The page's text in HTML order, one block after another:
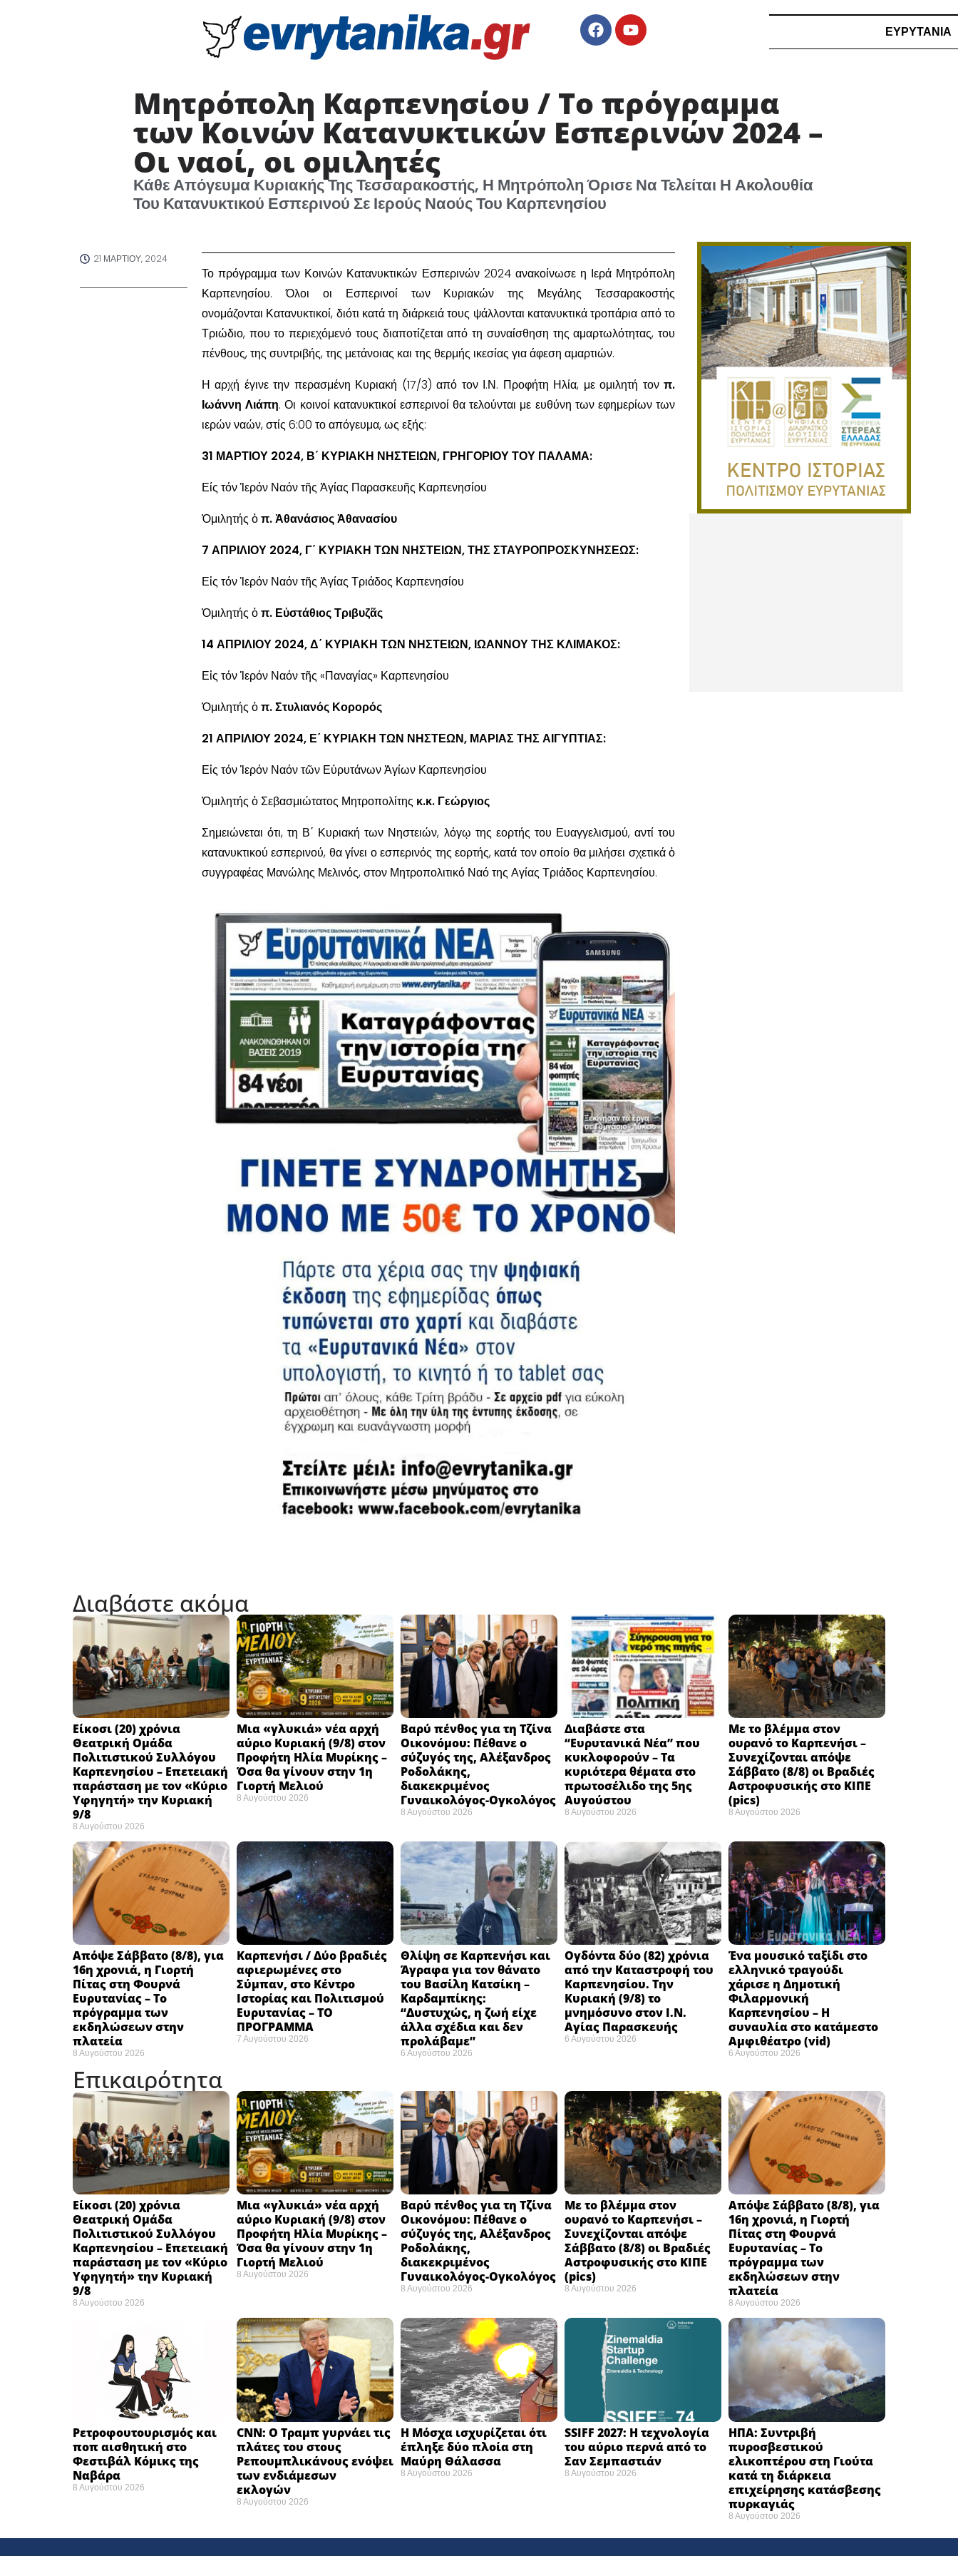
ΕΥΡΥΤΑΝΙΑ
Μητρόπολη Καρπενησίου / Το πρόγραμμα
των Κοινών Κατανυκτικών Εσπερινών 2024 –
Οι ναοί, οι ομιλητές
Κάθε Απόγευμα Κυριακής Της Τεσσαρακοστής, Η Μητρόπολη Όρισε Να Τελείται Η Ακολουθία
Του Κατανυκτικού Εσπερινού Σε Ιερούς Ναούς Του Καρπενησίου
21 ΜΑΡΤΊΟΥ, 2024
Το πρόγραμμα των Κοινών Κατανυκτικών Εσπερινών 2024 ανακοίνωσε η Ιερά Μητρόπολη
Καρπενησίου. Όλοι οι Εσπερινοί των Κυριακών της Μεγάλης Τεσσαρακοστής
ονομάζονται Κατανυκτικοί, διότι κατά τη διάρκειά τους ψάλλονται κατανυκτικά τροπάρια από το
Τριώδιο, που το περιεχόμενό τους διαποτίζεται από τη συναίσθηση της αμαρτωλότητας, του
πένθους, της συντριβής, της μετάνοιας και της θερμής ικεσίας για άφεση αμαρτιών.
Η αρχή έγινε την περασμένη Κυριακή (17/3) από τον Ι.Ν. Προφήτη Ηλία, με ομιλητή τον π.
Ιωάννη Λιάπη. Οι κοινοί κατανυκτικοί εσπερινοί θα τελούνται με ευθύνη των εφημερίων των
ιερών ναών, στίς 6:00 το απόγευμα, ως εξής:
31 ΜΑΡΤΙΟΥ 2024, Β΄ ΚΥΡΙΑΚΗ ΝΗΣΤΕΙΩΝ, ΓΡΗΓΟΡΙΟΥ ΤΟΥ ΠΑΛΑΜΑ:
Είς τόν Ἱερόν Ναόν τῆς Ἁγίας Παρασκευῆς Καρπενησίου
Ὁμιλητής ὁπ. Ἀθανάσιος Ἀθανασίου
7 ΑΠΡΙΛΙΟΥ 2024, Γ΄ ΚΥΡΙΑΚΗ ΤΩΝ ΝΗΣΤΕΙΩΝ, ΤΗΣ ΣΤΑΥΡΟΠΡΟΣΚΥΝΗΣΕΩΣ:
Εἰς τόν Ἱερόν Ναόν τῆς Ἁγίας Τριάδος Καρπενησίου
Ὁμιλητής ὁπ. Εὐστάθιος Τριβυζᾶς
14 ΑΠΡΙΛΙΟΥ 2024, Δ΄ ΚΥΡΙΑΚΗ ΤΩΝ ΝΗΣΤΕΙΩΝ, ΙΩΑΝΝΟΥ ΤΗΣ ΚΛΙΜΑΚΟΣ:
Εἰς τόν Ἱερόν Ναόν τῆς «Παναγίας» Καρπενησίου
Ὁμιλητής ὁπ. Στυλιανός Κορορός
21 ΑΠΡΙΛΙΟΥ 2024, Ε΄ ΚΥΡΙΑΚΗ ΤΩΝ ΝΗΣΤΕΩΝ, ΜΑΡΙΑΣ ΤΗΣ ΑΙΓΥΠΤΙΑΣ:
Εἰς τόν Ἱερόν Ναόν τῶν Εὐρυτάνων Ἁγίων Καρπενησίου
Ὁμιλητής ὁ Σεβασμιώτατος Μητροπολίτης κ.κ. Γεώργιος
Σημειώνεται ότι, τη Β΄ Κυριακή των Νηστειών, λόγῳ της εορτής του Ευαγγελισμού, αντί του
κατανυκτικού εσπερινού, θα γίνει ο εσπερινός της εορτής, κατά τον οποίο θα μιλήσει σχετικά ὁ
συγγραφέας Μανώλης Μελινός, στον Μητροπολιτικό Ναό της Αγίας Τριάδος Καρπενησίου.
Διαβάστε ακόμα
Eίκοσι (20) χρόνια
Θεατρική Ομάδα
Πολιτιστικού Συλλόγου
Καρπενησίου – Επετειακή
παράσταση με τον «Κύριο
Υφηγητή» την Κυριακή
9/8
8 Αυγούστου 2026
Μια «γλυκιά» νέα αρχή
αύριο Κυριακή (9/8) στον
Προφήτη Ηλία Μυρίκης –
Όσα θα γίνουν στην 1η
Γιορτή Μελιού
8 Αυγούστου 2026
Βαρύ πένθος για τη Τζίνα
Οικονόμου: Πέθανε ο
σύζυγός της, Αλέξανδρος
Ροδολάκης,
διακεκριμένος
Γυναικολόγος-Ογκολόγος
8 Αυγούστου 2026
Διαβάστε στα
“Ευρυτανικά Νέα” που
κυκλοφορούν – Τα
κυριότερα θέματα στο
πρωτοσέλιδο της 5ης
Αυγούστου
8 Αυγούστου 2026
Με το βλέμμα στον
ουρανό το Καρπενήσι –
Συνεχίζονται απόψε
Σάββατο (8/8) οι Βραδιές
Αστροφυσικής στο ΚΙΠΕ
(pics)
8 Αυγούστου 2026
Απόψε Σάββατο (8/8), για
16η χρονιά, η Γιορτή
Πίτας στη Φουρνά
Ευρυτανίας – Το
πρόγραμμα των
εκδηλώσεων στην
πλατεία
8 Αυγούστου 2026
Καρπενήσι / Δύο βραδιές
αφιερωμένες στο
Σύμπαν, στο Κέντρο
Ιστορίας και Πολιτισμού
Ευρυτανίας – ΤΟ
ΠΡΟΓΡΑΜΜΑ
7 Αυγούστου 2026
Θλίψη σε Καρπενήσι και
Άγραφα για τον θάνατο
του Βασίλη Κατσίκη –
Καρδαμπίκης:
“Δυστυχώς, η ζωή είχε
άλλα σχέδια και δεν
προλάβαμε”
6 Αυγούστου 2026
Ογδόντα δύο (82) χρόνια
από την Καταστροφή του
Καρπενησίου. Την
Κυριακή (9/8) το
μνημόσυνο στον Ι.Ν.
Αγίας Παρασκευής
6 Αυγούστου 2026
Ένα μουσικό ταξίδι στο
ελληνικό τραγούδι
χάρισε η Δημοτική
Φιλαρμονική
Καρπενησίου – Η
συναυλία στο κατάμεστο
Αμφιθέατρο (vid)
6 Αυγούστου 2026
Επικαιρότητα
Eίκοσι (20) χρόνια
Θεατρική Ομάδα
Πολιτιστικού Συλλόγου
Καρπενησίου – Επετειακή
παράσταση με τον «Κύριο
Υφηγητή» την Κυριακή
9/8
8 Αυγούστου 2026
Μια «γλυκιά» νέα αρχή
αύριο Κυριακή (9/8) στον
Προφήτη Ηλία Μυρίκης –
Όσα θα γίνουν στην 1η
Γιορτή Μελιού
8 Αυγούστου 2026
Βαρύ πένθος για τη Τζίνα
Οικονόμου: Πέθανε ο
σύζυγός της, Αλέξανδρος
Ροδολάκης,
διακεκριμένος
Γυναικολόγος-Ογκολόγος
8 Αυγούστου 2026
Με το βλέμμα στον
ουρανό το Καρπενήσι –
Συνεχίζονται απόψε
Σάββατο (8/8) οι Βραδιές
Αστροφυσικής στο ΚΙΠΕ
(pics)
8 Αυγούστου 2026
Απόψε Σάββατο (8/8), για
16η χρονιά, η Γιορτή
Πίτας στη Φουρνά
Ευρυτανίας – Το
πρόγραμμα των
εκδηλώσεων στην
πλατεία
8 Αυγούστου 2026
Ρετροφουτουρισμός και
ποπ αισθητική στο
Φεστιβάλ Κόμικς της
Ναβάρα ​
8 Αυγούστου 2026
CNN: Ο Τραμπ γυρνάει τις
πλάτες του στους
Ρεπουμπλικάνους ενόψει
των ενδιάμεσων
εκλογών ​
8 Αυγούστου 2026
Η Μόσχα ισχυρίζεται ότι
έπληξε δύο πλοία στη
Μαύρη Θάλασσα ​
8 Αυγούστου 2026
SSIFF 2027: Η τεχνολογία
του αύριο περνά από το
Σαν Σεμπαστιάν ​
8 Αυγούστου 2026
ΗΠΑ: Συντριβή
πυροσβεστικού
ελικοπτέρου στη Γιούτα
κατά τη διάρκεια
επιχείρησης κατάσβεσης
πυρκαγιάς ​
8 Αυγούστου 2026